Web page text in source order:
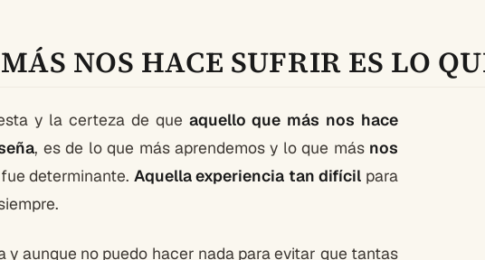
NOS HACE SUFRIR ES LO
y la certeza de que aquello que más nos hace
, es de lo que más aprendemos y lo que más nos
determinante. Aquella experiencia tan difícil para
y aunque no puedo hacer nada para evitar que tantas